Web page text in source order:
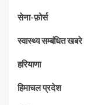
सेना-फ़ोर्स
स्वास्थ्य सम्बंधित खबरे
हरियाणा
हिमाचल प्रदेश